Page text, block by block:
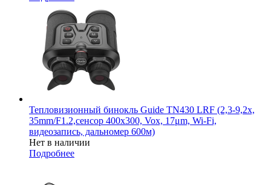
Тепловизионный бинокль Guide TN430 LRF (2,3-9,2x,
35mm/F1.2,сенсор 400х300, Vox, 17μm, Wi-Fi,
видеозапись, дальномер 600м)
Нет в наличии
Подробнее